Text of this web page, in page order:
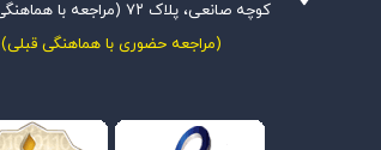
کوچه صانعی، پلاک ۷۲ (مراجعه با هماهنگی قبلی)
(مراجعه حضوری با هماهنگی قبلی)